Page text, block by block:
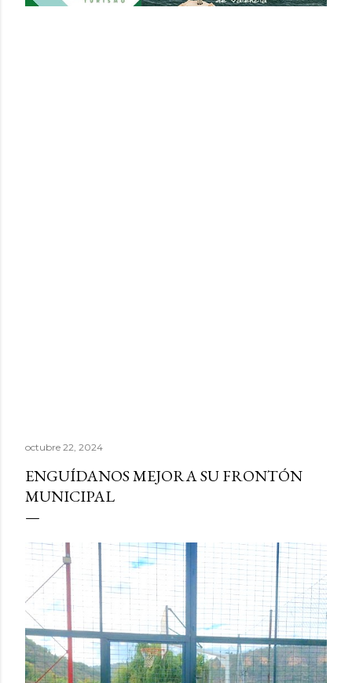
octubre 22, 2024
ENGUÍDANOS MEJORA SU FRONTÓN
MUNICIPAL